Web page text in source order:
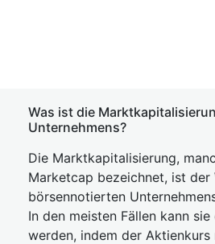
Was ist die
Unternehmens?
Die Marktkapitalisierung,
Marketcap bezeichnet, ist der
börsennotierten
In den meisten Fällen kann
werden, indem der